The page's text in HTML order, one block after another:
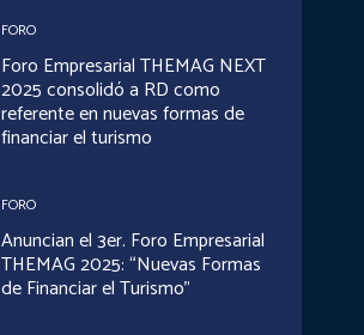
FORO
Foro Empresarial THEMAG NEXT
2025 consolidó a RD como
referente en nuevas formas de
financiar el turismo
FORO
Anuncian el 3er. Foro Empresarial
THEMAG 2025: “Nuevas Formas
de Financiar el Turismo”